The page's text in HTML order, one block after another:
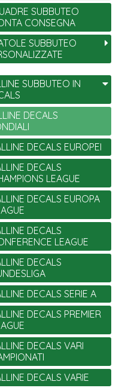
SUBBUTEO
CONSEGNA
SUBBUTEO
SUBBUTEO IN
DECALS
DECALS EUROPEI
DECALS
LEAGUE
DECALS EUROPA
DECALS
LEAGUE
DECALS
DECALS SERIE A
DECALS PREMIER
DECALS VARI
DECALS VARIE